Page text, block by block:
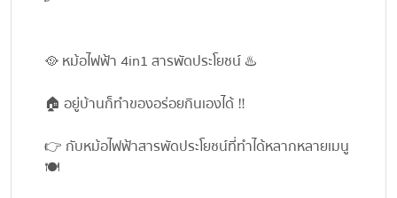
🥘 หม้อไฟฟ้า 4in1 สารพัดประโยชน์ ♨️
🏠 อยู่บ้านก็ทำของอร่อยกินเองได้ ‼️
👉 กับหม้อไฟฟ้าสารพัดประโยชน์ที่ทำได้หลากหลายเมนู
🍽️